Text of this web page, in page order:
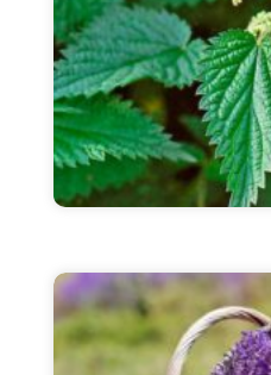
Murakkab: juda ko'p
uyg'otmaydi: qichitqi
Ko'pgina hollarda
o'tining shifobaxsh